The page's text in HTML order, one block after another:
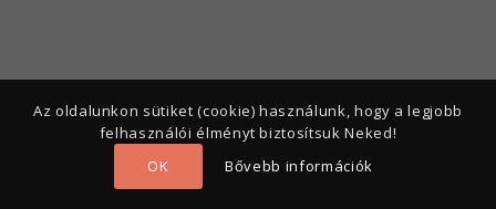
Az oldalunkon sütiket (cookie) használunk, hogy a legjobb
felhasználói élményt biztosítsuk Neked!
OK
Bővebb információk